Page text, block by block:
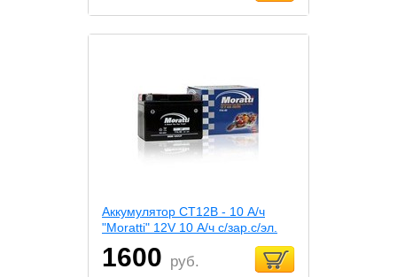
Аккумулятор СТ12В - 10 А/ч
"Moratti" 12V 10 А/ч с/зар.с/эл.
1600 руб.